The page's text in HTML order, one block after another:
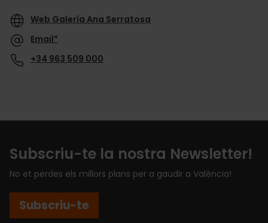
Web Galería Ana Serratosa
Email*
+34 963 509 000
Subscriu-te la nostra Newsletter!
No et perdes els millors plans per a gaudir a València!
Subscriu-te